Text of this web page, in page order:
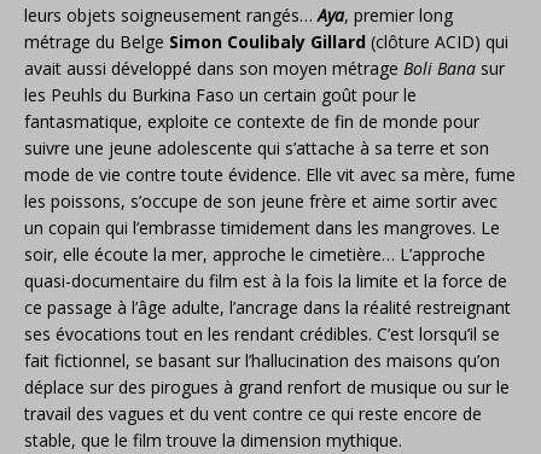
leurs objets soigneusement rangés…Aya, premier long
métrage du Belge Simon Coulibaly Gillard (clôture ACID) qui
avait aussi développé dans son moyen métrage Boli Bana sur
les Peuhls du Burkina Faso un certain goût pour le
fantasmatique, exploite ce contexte de fin de monde pour
suivre une jeune adolescente qui s’attache à sa terre et son
mode de vie contre toute évidence. Elle vit avec sa mère, fume
les poissons, s’occupe de son jeune frère et aime sortir avec
un copain qui l’embrasse timidement dans les mangroves. Le
soir, elle écoute la mer, approche le cimetière… L’approche
quasi-documentaire du film est à la fois la limite et la force de
ce passage à l’âge adulte, l’ancrage dans la réalité restreignant
ses évocations tout en les rendant crédibles. C’est lorsqu’il se
fait fictionnel, se basant sur l’hallucination des maisons qu’on
déplace sur des pirogues à grand renfort de musique ou sur le
travail des vagues et du vent contre ce qui reste encore de
stable, que le film trouve la dimension mythique.